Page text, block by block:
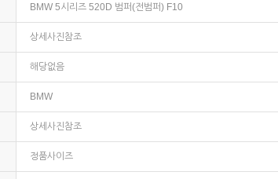
BMW 5시리즈 520D 범퍼(전범퍼) F10
상세사진참조
해당없음
BMW
상세사진참조
정품사이즈